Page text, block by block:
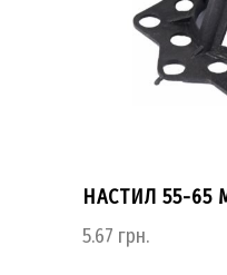
НАСТИЛ 55-65
5.67 грн.